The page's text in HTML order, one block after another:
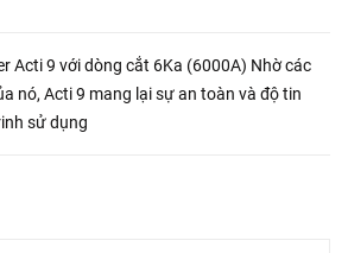
Acti 9 với dòng cắt 6Ka (6000A) Nhờ các
nó, Acti 9 mang lại sự an toàn và độ tin
sử dụng